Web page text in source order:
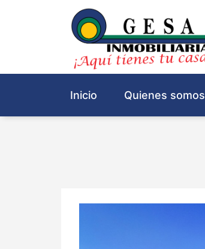
Inicio Quienes somos